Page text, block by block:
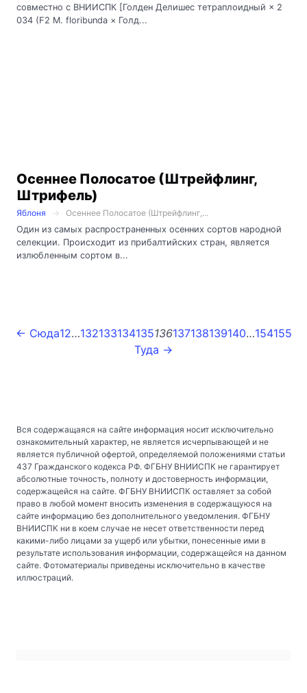
совместно с ВНИИСПК [Голден Делишес тетраплоидный × 2
034 (F2 M. floribunda × Голд...
Осеннее Полосатое (Штрейфлинг,
Штрифель)
Яблоня
Осеннее Полосатое (Штрейфлинг,...
Один из самых распространенных осенних сортов народной
селекции. Происходит из прибалтийских стран, является
излюбленным сортом в...
← Сюда12…132133134135136137138139140…154155
Туда →
Вся содержащаяся на сайте информация носит исключительно
ознакомительный характер, не является исчерпывающей и не
является публичной офертой, определяемой положениями статьи
437 Гражданского кодекса РФ. ФГБНУ ВНИИСПК не гарантирует
абсолютные точность, полноту и достоверность информации,
содержащейся на сайте. ФГБНУ ВНИИСПК оставляет за собой
право в любой момент вносить изменения в содержащуюся на
сайте информацию без дополнительного уведомления. ФГБНУ
ВНИИСПК ни в коем случае не несет ответственности перед
какими-либо лицами за ущерб или убытки, понесенные ими в
результате использования информации, содержащейся на данном
сайте. Фотоматериалы приведены исключительно в качестве
иллюстраций.